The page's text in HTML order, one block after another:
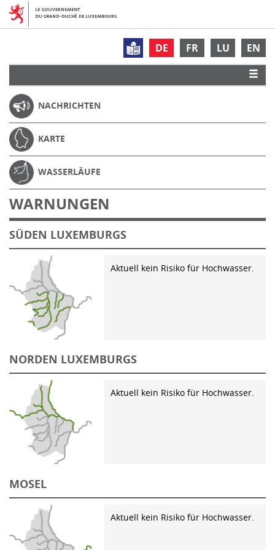
DE FR LU EN
NACHRICHTEN
KARTE
WASSERLÄUFE
WARNUNGEN
SÜDEN LUXEMBURGS
Aktuell kein Risiko für Hochwasser.
NORDEN LUXEMBURGS
Aktuell kein Risiko für Hochwasser.
MOSEL
Aktuell kein Risiko für Hochwasser.